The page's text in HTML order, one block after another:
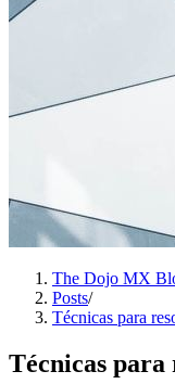
The Dojo MX
Posts/
Técnicas para
Técnicas para